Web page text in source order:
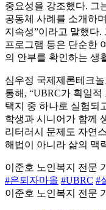
중요성을 강조했다. 그
공동체 사례를 소개하
지속성”이라고 말했다.
프로그램 등은 단순한
의 안부를 확인하는 생
심우정 국제제론테크
통해, “UBRC가 획일
택지 중 하나로 실험되
학생과 시니어가 함께
리터러시 문제도 자연
해법이 아니라 삶의 맥
이준호 노인복지 전문
#은퇴자마을 #UBRC #
이준호 노인복지 전문